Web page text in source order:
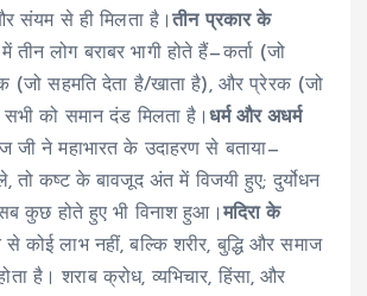
संयम से ही मिलता है।तीन प्रकार के
में तीन लोग बराबर भागी होते हैं—कर्ता (जो
(जो सहमति देता है/खाता है), और प्रेरक (जो
को समान दंड मिलता है।धर्म और अधर्म
जी ने महाभारत के उदाहरण से बताया—
तो कष्ट के बावजूद अंत में विजयी हुए; दुर्योधन
कुछ होते हुए भी विनाश हुआ।मदिरा के
से कोई लाभ नहीं, बल्कि शरीर, बुद्धि और समाज
है। शराब क्रोध, व्यभिचार, हिंसा, और